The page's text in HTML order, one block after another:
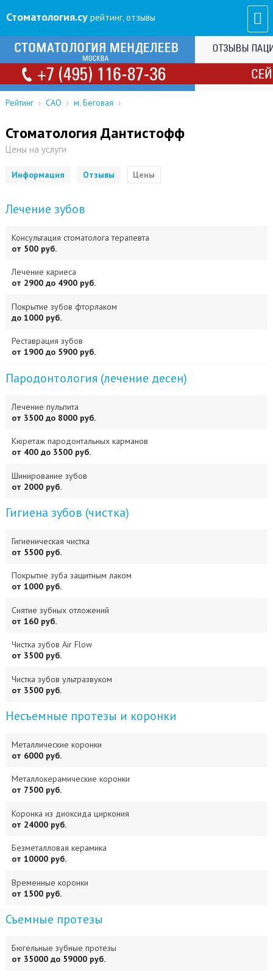
Стоматология.су рейтинг, отзывы
Рейтинг › САО › м. Беговая ›
Стоматология Дантистофф
Цены на услуги
Информация Отзывы Цены
Лечение зубов
Консультация стоматолога терапевта
от 500 руб.
Лечение кариеса
от 2900 до 4900 руб.
Покрытие зубов фторлаком
до 1000 руб.
Реставрация зубов
от 1900 до 5900 руб.
Пародонтология (лечение десен)
Лечение пульпита
от 3500 до 8000 руб.
Кюретаж пародонтальных карманов
от 400 до 3500 руб.
Шинирование зубов
от 2000 руб.
Гигиена зубов (чистка)
Гигиеническая чистка
от 5500 руб.
Покрытие зуба защитным лаком
от 1000 руб.
Снятие зубных отложений
от 160 руб.
Чистка зубов Air Flow
от 3500 руб.
Чистка зубов ультразвуком
от 3500 руб.
Несъемные протезы и коронки
Металлические коронки
от 6000 руб.
Металлокерамические коронки
от 7500 руб.
Коронка из диоксида циркония
от 24000 руб.
Безметалловая керамика
от 10000 руб.
Временные коронки
от 1500 руб.
Съемные протезы
Бюгельные зубные протезы
от 35000 до 59000 руб.